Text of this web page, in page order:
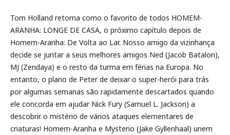
Tom Holland retorna como o favorito de todos HOMEM-
ARANHA: LONGE DE CASA, o próximo capítulo depois de
Homem-Aranha: De Volta ao Lar. Nosso amigo da vizinhança
decide se juntar a seus melhores amigos Ned (Jacob Batalon),
MJ (Zendaya) e o resto da turma em férias na Europa. No
entanto, o plano de Peter de deixar o super-herói para trás
por algumas semanas são rapidamente descartados quando
ele concorda em ajudar Nick Fury (Samuel L. Jackson) a
descobrir o mistério de vários ataques elementares de
criaturas! Homem-Aranha e Mysterio (Jake Gyllenhaal) unem